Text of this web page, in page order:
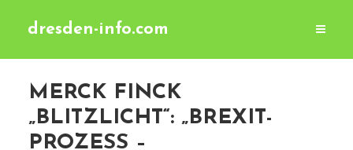
dresden-info.com
MERCK FINCK
„BLITZLICHT“: „BREXIT-
PROZESS –